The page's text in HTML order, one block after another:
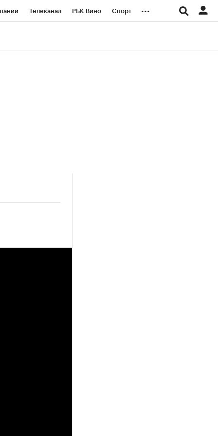
Телеканал РБК Вино Спорт ...